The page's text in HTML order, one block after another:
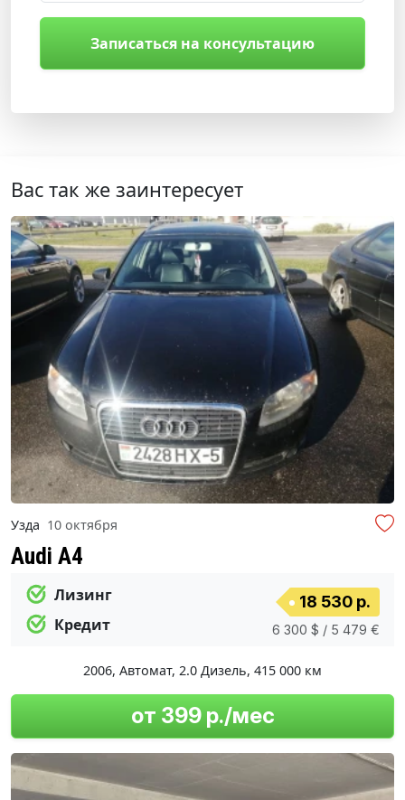
Записаться на консультацию
Вас так же заинтересует
Узда 10 октября
Audi A4
Лизинг
Кредит
18 530 р.
6 300 $ / 5 479 €
2006, Автомат, 2.0 Дизель, 415 000 км
от 399 р./мес